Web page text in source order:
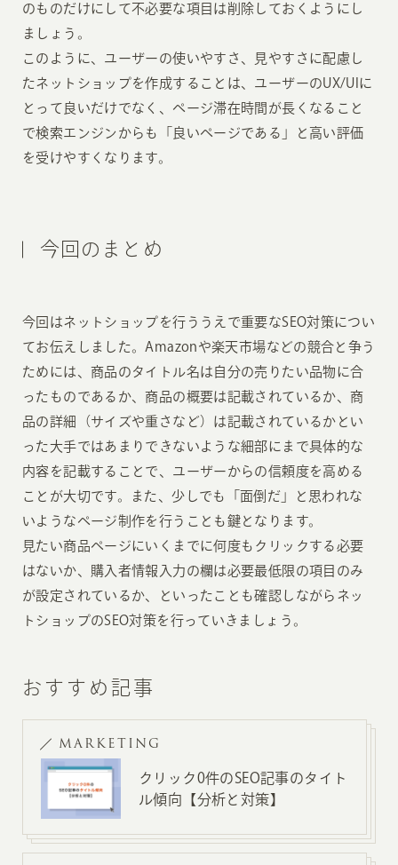
のものだけにして不必要な項目は削除しておくようにし
ましょう。
このように、ユーザーの使いやすさ、見やすさに配慮し
たネットショップを作成することは、ユーザーのUX/UIに
とって良いだけでなく、ページ滞在時間が長くなること
で検索エンジンからも「良いページである」と高い評価
を受けやすくなります。
今回のまとめ
今回はネットショップを行ううえで重要なSEO対策につい
てお伝えしました。Amazonや楽天市場などの競合と争う
ためには、商品のタイトル名は自分の売りたい品物に合
ったものであるか、商品の概要は記載されているか、商
品の詳細（サイズや重さなど）は記載されているかとい
った大手ではあまりできないような細部にまで具体的な
内容を記載することで、ユーザーからの信頼度を高める
ことが大切です。また、少しでも「面倒だ」と思われな
いようなページ制作を行うことも鍵となります。
見たい商品ページにいくまでに何度もクリックする必要
はないか、購入者情報入力の欄は必要最低限の項目のみ
が設定されているか、といったことも確認しながらネッ
トショップのSEO対策を行っていきましょう。
おすすめ記事
MARKETING
クリック0件のSEO記事のタイト
ル傾向【分析と対策】